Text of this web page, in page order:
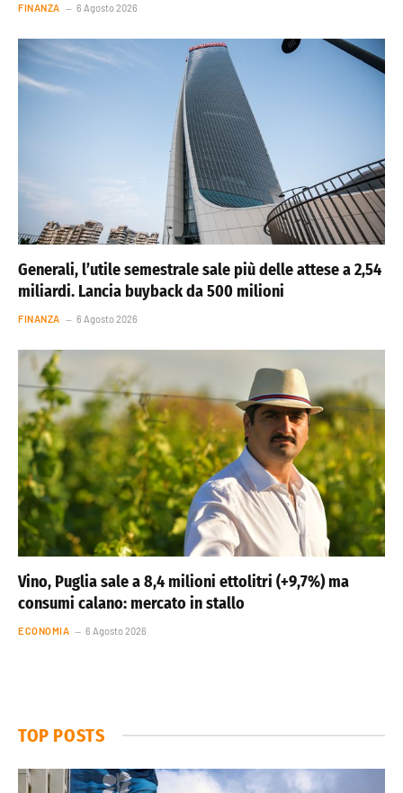
FINANZA 6 Agosto 2026
Generali, l’utile semestrale sale più delle attese a 2,54
miliardi. Lancia buyback da 500 milioni
FINANZA 6 Agosto 2026
Vino, Puglia sale a 8,4 milioni ettolitri (+9,7%) ma
consumi calano: mercato in stallo
ECONOMIA 6 Agosto 2026
TOP POSTS